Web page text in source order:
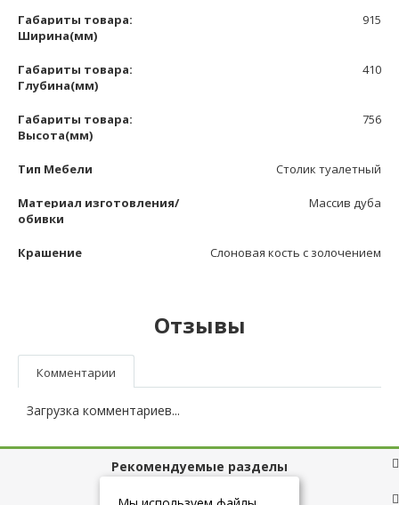
Габариты товара:
Ширина(мм)
915
Габариты товара:
Глубина(мм)
410
Габариты товара:
Высота(мм)
756
Тип Мебели Столик туалетный
Материал изготовления/
обивки
Массив дуба
Крашение Слоновая кость с золочением
Отзывы
Комментарии
Загрузка комментариев...
Рекомендуемые разделы